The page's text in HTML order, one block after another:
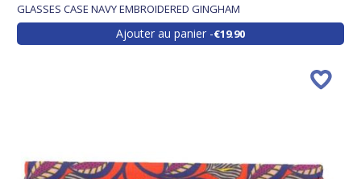
GLASSES CASE NAVY EMBROIDERED GINGHAM
Ajouter au panier €19.90